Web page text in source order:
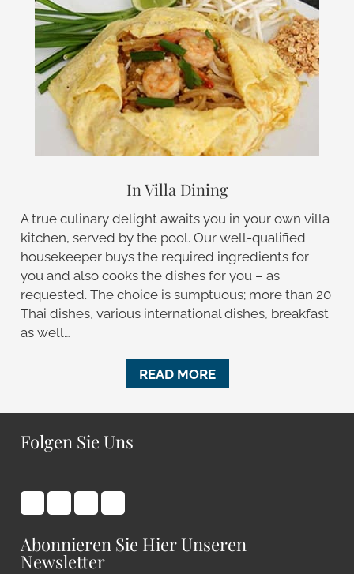
In Villa Dining
A true culinary delight awaits you in your own villa
kitchen, served by the pool. Our well-qualified
housekeeper buys the required ingredients for
you and also cooks the dishes for you – as
requested. The choice is sumptuous; more than 20
Thai dishes, various international dishes, breakfast
as well…
READ MORE
Folgen Sie Uns
Abonnieren Sie Hier Unseren
Newsletter